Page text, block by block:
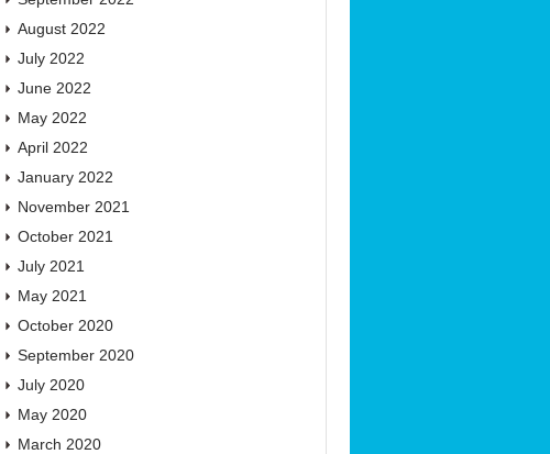
August 2022
July 2022
June 2022
May 2022
April 2022
January 2022
November 2021
October 2021
July 2021
May 2021
October 2020
September 2020
July 2020
May 2020
March 2020